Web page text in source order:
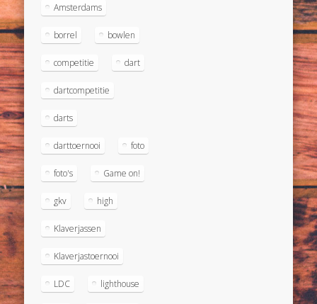
Amsterdams
borrel bowlen
competitie dart
dartcompetitie
darts
darttoernooi foto
foto's Game on!
gkv high
Klaverjassen
Klaverjastoernooi
LDC lighthouse